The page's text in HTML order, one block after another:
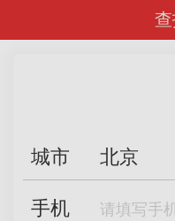
城市 北京
手机